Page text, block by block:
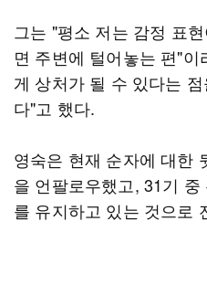
그는 "평소 저는 감정 표
면 주변에 털어놓는 편"
게 상처가 될 수 있다는
다"고 했다.
영숙은 현재 순자에 대한
을 언팔로우했고, 31기
를 유지하고 있는 것으로